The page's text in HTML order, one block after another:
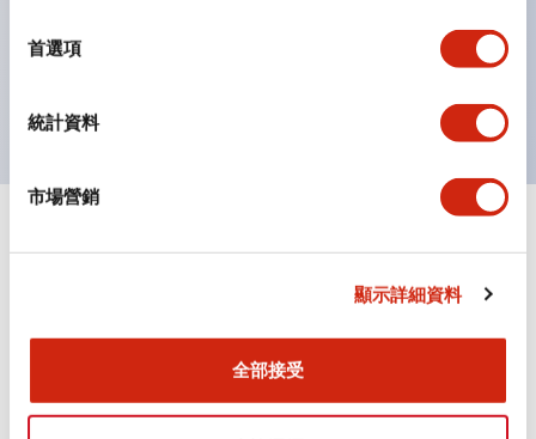
首選項
統計資料
市場營銷
顯示詳細資料
全部接受
符合 ISO 3864-4 安全色規範：在危險或緊急狀況下，
+
電氣規範（額定照明部分）
環境規範